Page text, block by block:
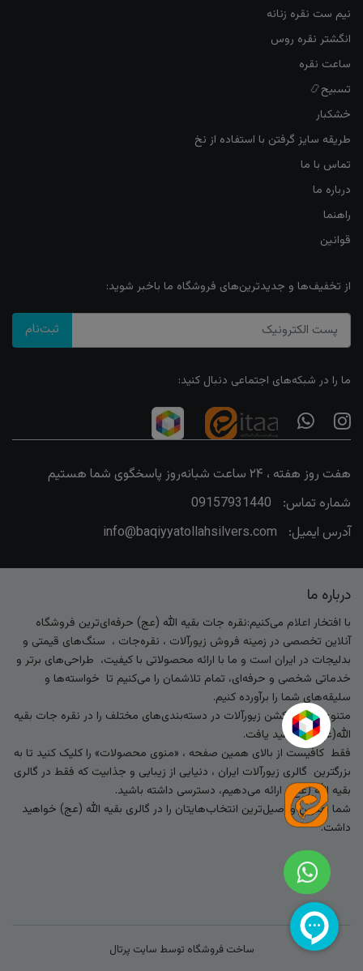
نیم ست نقره زنانه
انگشتر نقره روس
ساعت نقره
تسبیح📿
خشکبار
طریقه سایز گرفتن با استفاده از نخ
تماس با ما
درباره ما
راهنما
قوانین
از تخفیف‌ها و جدیدترین‌های فروشگاه ما باخبر شوید:
ثبت‌نام
ما را در شبکه‌های اجتماعی دنبال کنید:
هفت روز هفته ، ۲۴ ساعت شبانه‌روز پاسخگوی شما هستیم
شماره تماس:
09157931440
آدرس ایمیل:
info@baqiyyatollahsilvers.com
درباره ما
با افتخار اعلام می‌کنیم:نقره جات بقیه الله (عج) حرفه‌ای‌ترین فروشگاه
آنلاین تخصصی در زمینه فروش زیورآلات ، نقره‌جات ، سنگ‌های قیمتی و
بدلیجات در ایران است و ما با ارائه محصولاتی با کیفیت، طراحی‌های برتر و
خدماتی شخصی و حرفه‌ای، تمام تلاشمان را می‌کنیم تا خواسته‌ها و
سلیقه‌های شما را برآورده کنیم.
متنوع‌ترین کالکشن زیورآلات در دسته‌بندی‌های مختلف را در نقره جات بقیه
الله(عج) خواهید یافت.
فقط کافیست از بالای همین صفحه ، «منوی محصولات» را کلیک کنید تا به
بزرگترین گالری زیورآلات ایران ، دنیایی از زیبایی و جذابیت که فقط در گالری
بقیه الله (عج) ارائه می‌دهیم، دسترسی داشته باشید.
شما بهترین و اصیل‌ترین انتخاب‌هایتان را در گالری بقیه الله (عج) خواهید
داشت.
ساخت فروشگاه توسط سایت پرتال